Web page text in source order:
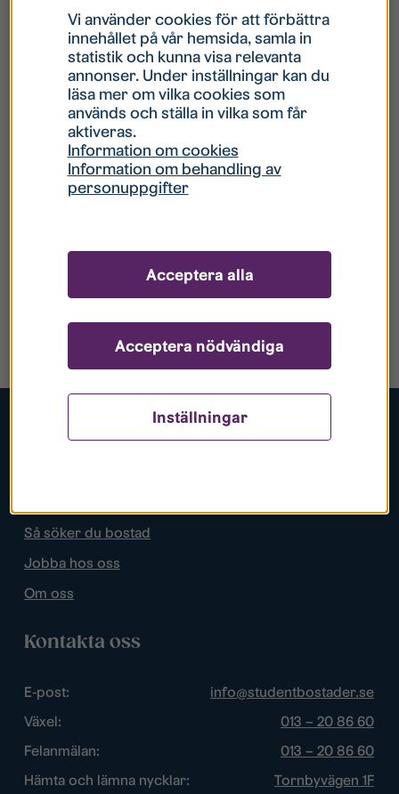
Populära sidor
Så söker du bostad
Jobba hos oss
Om oss
Kontakta oss
E-post:
info@studentbostader.se
Växel:
013 – 20 86 60
Felanmälan:
013 – 20 86 60
Hämta och lämna nycklar:
Tornbyvägen 1F
Vi använder cookies för att förbättra
innehållet på vår hemsida, samla in
statistik och kunna visa relevanta
annonser. Under inställningar kan du
läsa mer om vilka cookies som
används och ställa in vilka som får
aktiveras.
Information om cookies
Information om behandling av
personuppgifter
Inställningar
Acceptera nödvändiga
Acceptera alla